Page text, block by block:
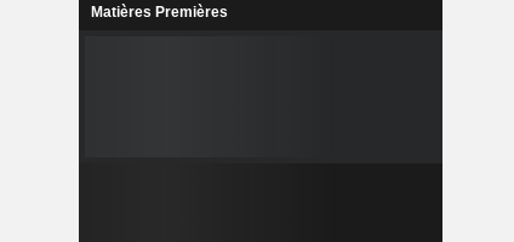
Matières Premières